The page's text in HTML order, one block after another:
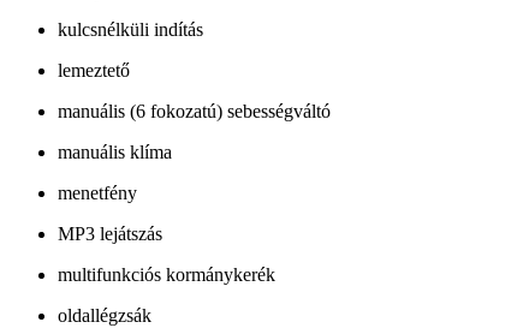
kulcsnélküli indítás
lemeztető
manuális (6 fokozatú) sebességváltó
manuális klíma
menetfény
MP3 lejátszás
multifunkciós kormánykerék
oldallégzsák